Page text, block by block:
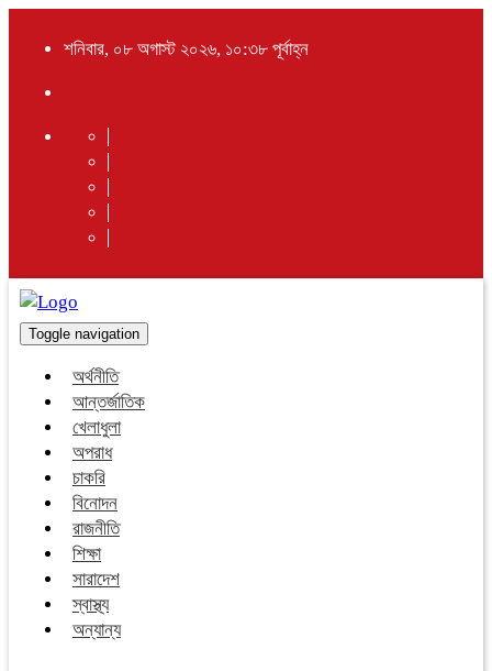
শনিবার, ০৮ অগাস্ট ২০২৬, ১০:৩৮ পূর্বাহ্ন
Toggle navigation
অর্থনীতি
আন্তর্জাতিক
খেলাধুলা
অপরাধ
চাকরি
বিনোদন
রাজনীতি
শিক্ষা
সারাদেশ
স্বাস্থ্য
অন্যান্য